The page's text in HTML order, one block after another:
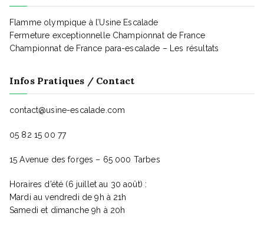
Flamme olympique à l’Usine Escalade
Fermeture exceptionnelle Championnat de France
Championnat de France para-escalade – Les résultats
Infos Pratiques / Contact
contact@usine-escalade.com
05 82 15 00 77
15 Avenue des forges – 65 000 Tarbes
Horaires d’été (6 juillet au 30 août) :
Mardi au vendredi de 9h à 21h
Samedi et dimanche 9h à 20h